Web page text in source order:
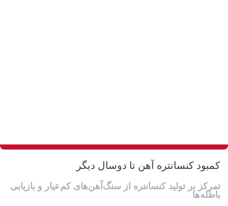
کمبود کنسانتره آهن تا دوسال دیگر
تمرکز بر تولید کنسانتره از سنگ‌آهن‌های کم‌عیار و بازیابی
باطله‌ها